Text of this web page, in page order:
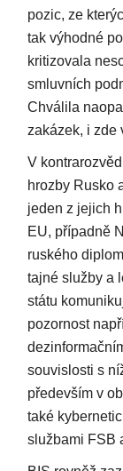
pozic, ze
tak výhodné
kritizovala
smluvních
Chválila
zakázek, i zde
V
hrozby Rusko
jeden z jejich
EU, případně
ruského
tajné služby a
státu
pozornost
souvislosti s
především v
také
službami FSB